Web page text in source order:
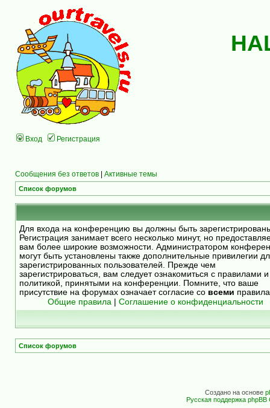
Вход Регистрация
Сообщения без ответов | Активные темы
Список форумов
Для входа на конференцию вы должны быть
Регистрация занимает всего несколько минут, но
вам более широкие возможности. Администратором
могут быть установлены также дополнительные привилегии
зарегистрированных пользователей. Прежде чем
зарегистрироваться, вам следует ознакомиться с правилами и
политикой, принятыми на конференции. Помните, что ваше
присутствие на форумах означает согласие со всеми
Общие правила
Соглашение о конфиденциальности
Список форумов
Создано на основе
Русская поддержка phpBB